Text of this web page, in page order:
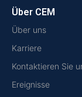
Über CEM
Über uns
Karriere
Kontaktieren Sie
Ereignisse